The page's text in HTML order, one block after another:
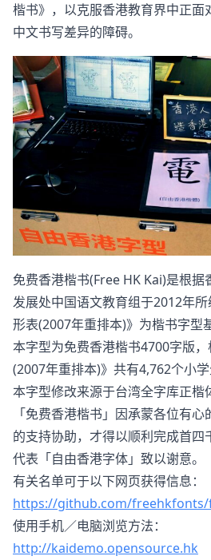
楷书》，以克服香港教育界中正面
中文书写差异的障碍。
免费香港楷书(Free HK Kai)是根
发展处中国语文教育组于2012年
形表(2007年重排本)》为楷书字型
本字型为免费香港楷书4700字版
(2007年重排本)》共有4,762个小学
本字型修改来源于台湾全字库正楷
「免费香港楷书」因承蒙各位有
的支持协助，才得以顺利完成首
代表「自由香港字体」致以谢意。
有关名单可于以下网页获得信息：
https://github.com/freehkfonts/
使用手机／电脑浏览方法：
http://kaidemo.opensource.hk